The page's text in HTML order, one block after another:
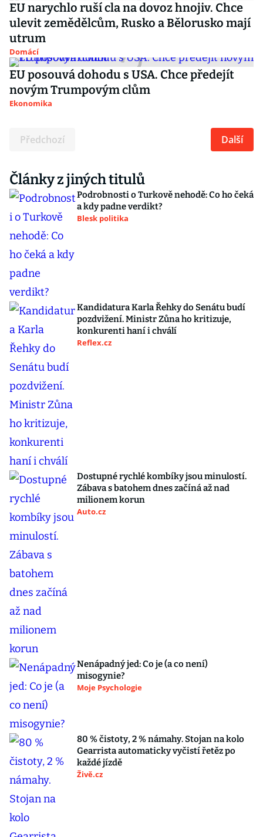
EU narychlo ruší cla na dovoz hnojiv. Chce
ulevit zemědělcům, Rusko a Bělorusko mají
utrum
Domácí
EU posouvá dohodu s USA. Chce předejít
novým Trumpovým clům
Ekonomika
Předchozí Další
Články z jiných titulů
Podrobnosti o Turkově nehodě: Co ho čeká
a kdy padne verdikt?
Blesk politika
Kandidatura Karla Řehky do Senátu budí
pozdvižení. Ministr Zůna ho kritizuje,
konkurenti haní i chválí
Reflex.cz
Dostupné rychlé kombíky jsou minulostí.
Zábava s batohem dnes začíná až nad
milionem korun
Auto.cz
Nenápadný jed: Co je (a co není)
misogynie?
Moje Psychologie
80 % čistoty, 2 % námahy. Stojan na kolo
Gearrista automaticky vyčistí řetěz po
každé jízdě
Živě.cz